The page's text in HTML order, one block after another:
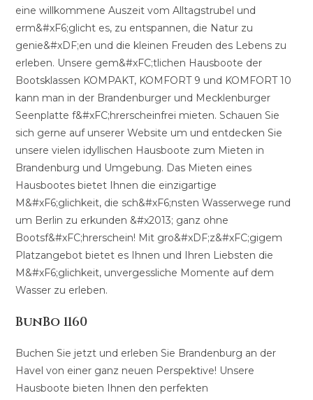
eine willkommene Auszeit vom Alltagstrubel und
erm&#xF6;glicht es, zu entspannen, die Natur zu
genie&#xDF;en und die kleinen Freuden des Lebens zu
erleben. Unsere gem&#xFC;tlichen Hausboote der
Bootsklassen KOMPAKT, KOMFORT 9 und KOMFORT 10
kann man in der Brandenburger und Mecklenburger
Seenplatte f&#xFC;hrerscheinfrei mieten. Schauen Sie
sich gerne auf unserer Website um und entdecken Sie
unsere vielen idyllischen Hausboote zum Mieten in
Brandenburg und Umgebung. Das Mieten eines
Hausbootes bietet Ihnen die einzigartige
M&#xF6;glichkeit, die sch&#xF6;nsten Wasserwege rund
um Berlin zu erkunden &#x2013; ganz ohne
Bootsf&#xFC;hrerschein! Mit gro&#xDF;z&#xFC;gigem
Platzangebot bietet es Ihnen und Ihren Liebsten die
M&#xF6;glichkeit, unvergessliche Momente auf dem
Wasser zu erleben.
BunBo 1160
Buchen Sie jetzt und erleben Sie Brandenburg an der
Havel von einer ganz neuen Perspektive! Unsere
Hausboote bieten Ihnen den perfekten